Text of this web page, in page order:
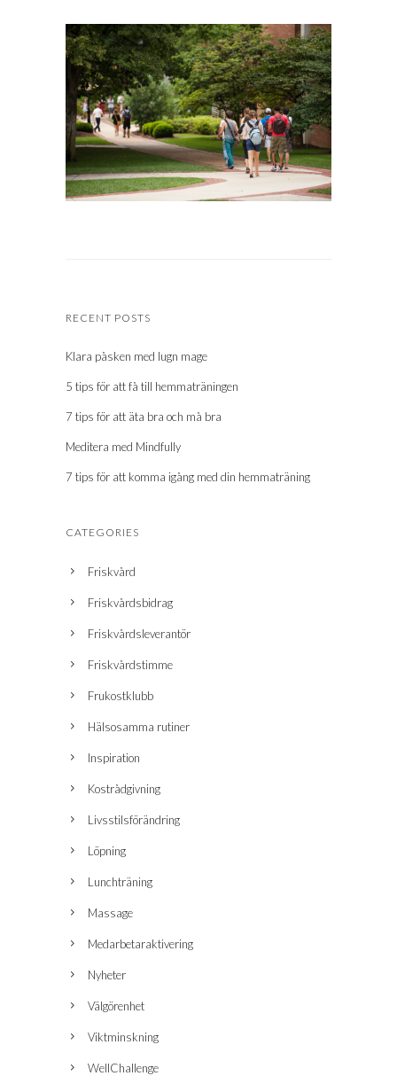
RECENT POSTS
Klara påsken med lugn mage
5 tips för att få till hemmaträningen
7 tips för att äta bra och må bra
Meditera med Mindfully
7 tips för att komma igång med din hemmaträning
CATEGORIES
Friskvård
Friskvårdsbidrag
Friskvårdsleverantör
Friskvårdstimme
Frukostklubb
Hälsosamma rutiner
Inspiration
Kostrådgivning
Livsstilsförändring
Löpning
Lunchträning
Massage
Medarbetaraktivering
Nyheter
Välgörenhet
Viktminskning
WellChallenge